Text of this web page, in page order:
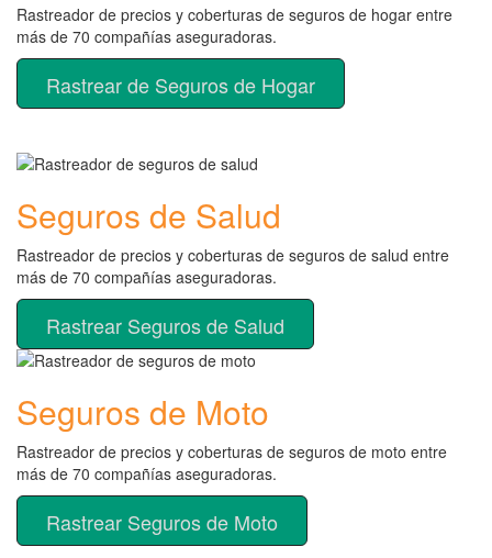
Rastreador de precios y coberturas de seguros de hogar entre
más de 70 compañías aseguradoras.
Rastrear de Seguros de Hogar
Seguros de Salud
Rastreador de precios y coberturas de seguros de salud entre
más de 70 compañías aseguradoras.
Rastrear Seguros de Salud
Seguros de Moto
Rastreador de precios y coberturas de seguros de moto entre
más de 70 compañías aseguradoras.
Rastrear Seguros de Moto